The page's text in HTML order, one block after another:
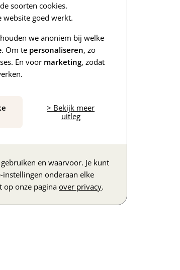
soorten cookies.
website goed werkt.
we anoniem bij welke
Om te personaliseren, zo
En voor marketing, zodat
> Bekijk meer
uitleg
en waarvoor. Je kunt
onderaan elke
op onze paginaover privacy.